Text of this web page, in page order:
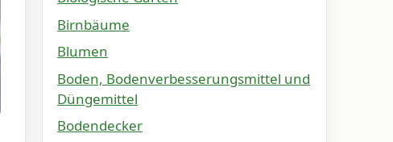
Birnbäume
Blumen
Boden, Bodenverbesserungsmittel und
Düngemittel
Bodendecker